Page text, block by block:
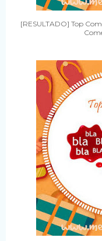
[RESULTADO] Top